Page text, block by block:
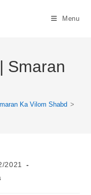
Menu
| Smaran
Ka Vilom Shabd >
2021